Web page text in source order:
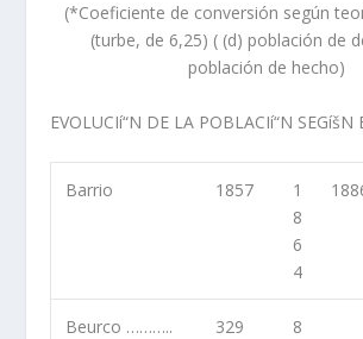
(*Coeficiente de conversión según
(turbe, de 6,25) ( (d) población de
población de hecho)
EVOLUCIí“N DE LA POBLACIí“N SEGíšN
Barrio 1857
1
8
6
4
Beurco ……….. 329
8